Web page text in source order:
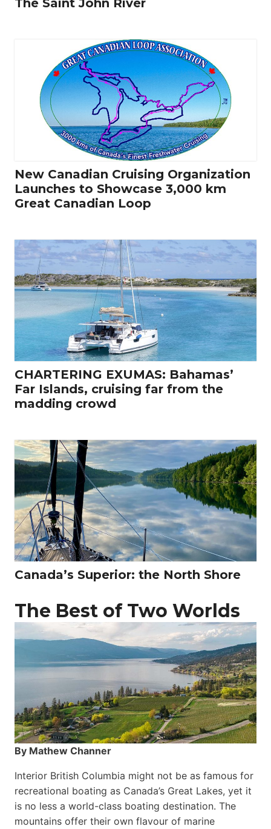
New Canadian Cruising Organization
Launches to Showcase 3,000 km
Great Canadian Loop
CHARTERING EXUMAS: Bahamas’
Far Islands, cruising far from the
madding crowd
Canada’s Superior: the North Shore
The Best of Two Worlds
By Mathew Channer
Interior British Columbia might not be as famous for
recreational boating as Canada’s Great Lakes, yet it
is no less a world-class boat­ing destination. The
mountains offer their own flavour of marine